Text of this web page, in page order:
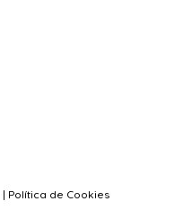
| Política de Cookies